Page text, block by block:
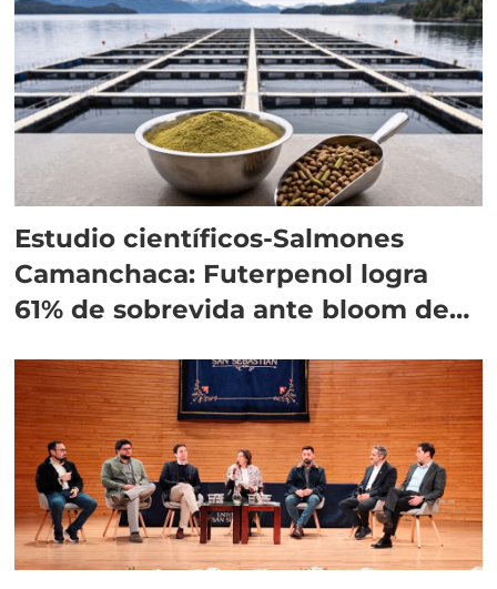
Estudio científicos-Salmones
Camanchaca: Futerpenol logra
61% de sobrevida ante bloom de